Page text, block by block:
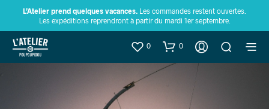
L’Atelier prend quelques vacances. Les commandes restent ouvertes.
Les expéditions reprendront à partir du mardi 1er septembre.
0 0